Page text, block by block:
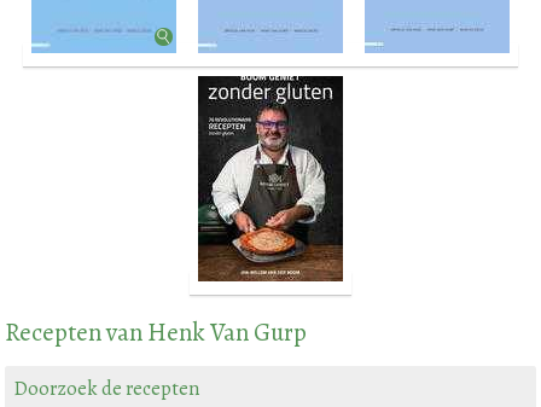
Recepten van Henk Van Gurp
Doorzoek de recepten